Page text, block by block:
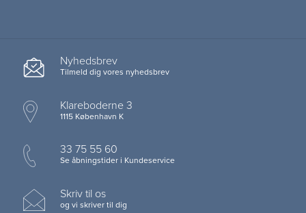
Nyhedsbrev
Tilmeld dig vores nyhedsbrev
Klareboderne 3
1115 København K
33 75 55 60
Se åbningstider i Kundeservice
Skriv til os
og vi skriver til dig